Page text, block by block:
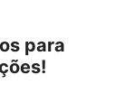
para